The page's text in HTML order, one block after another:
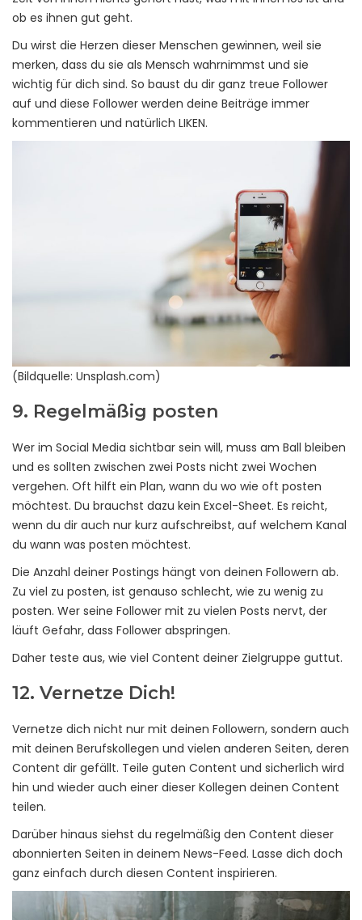
ob es ihnen gut geht.
Du wirst die Herzen dieser Menschen gewinnen, weil sie
merken, dass du sie als Mensch wahrnimmst und sie
wichtig für dich sind. So baust du dir ganz treue Follower
auf und diese Follower werden deine Beiträge immer
kommentieren und natürlich LIKEN.
(Bildquelle: Unsplash.com)
9. Regelmäßig posten
Wer im Social Media sichtbar sein will, muss am Ball bleiben
und es sollten zwischen zwei Posts nicht zwei Wochen
vergehen. Oft hilft ein Plan, wann du wo wie oft posten
möchtest. Du brauchst dazu kein Excel-Sheet. Es reicht,
wenn du dir auch nur kurz aufschreibst, auf welchem Kanal
du wann was posten möchtest.
Die Anzahl deiner Postings hängt von deinen Followern ab.
Zu viel zu posten, ist genauso schlecht, wie zu wenig zu
posten. Wer seine Follower mit zu vielen Posts nervt, der
läuft Gefahr, dass Follower abspringen.
Daher teste aus, wie viel Content deiner Zielgruppe guttut.
12. Vernetze Dich!
Vernetze dich nicht nur mit deinen Followern, sondern auch
mit deinen Berufskollegen und vielen anderen Seiten, deren
Content dir gefällt. Teile guten Content und sicherlich wird
hin und wieder auch einer dieser Kollegen deinen Content
teilen.
Darüber hinaus siehst du regelmäßig den Content dieser
abonnierten Seiten in deinem News-Feed. Lasse dich doch
ganz einfach durch diesen Content inspirieren.